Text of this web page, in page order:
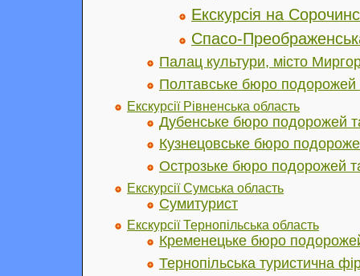
Екскурсія на
Спасо-
Палац культури, місто
Полтавське бюро подорожей
Екскурсії Рівненська область
Дубенське бюро подорожей
Кузнецовське бюро
Острозьке бюро подорожей
Екскурсії Сумська область
Сумитурист
Екскурсії Тернопільська область
Кременецьке бюро
Тернопільська туристична